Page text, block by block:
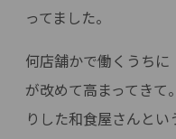
ってました。
何店舗かで働くうちに
が改めて高まってきて
りした和食屋さんと